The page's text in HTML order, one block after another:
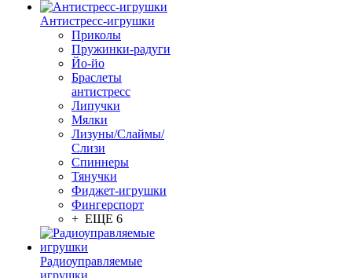
Антистресс-игрушки
Приколы
Пружинки-радуги
Йо-йо
Браслеты
антистресс
Липучки
Мялки
Лизуны/Слаймы/
Слизи
Спиннеры
Тянучки
Фиджет-игрушки
Фингерспорт
+ ЕЩЕ 6
Радиоуправляемые
игрушки